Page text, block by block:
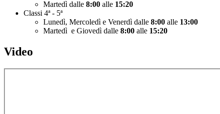
Martedì dalle 8:00 alle 15:20
Classi 4ª - 5ª
Lunedì, Mercoledì e Venerdì dalle 8:00 alle 13:00
Martedì e Giovedì dalle 8:00 alle 15:20
Video